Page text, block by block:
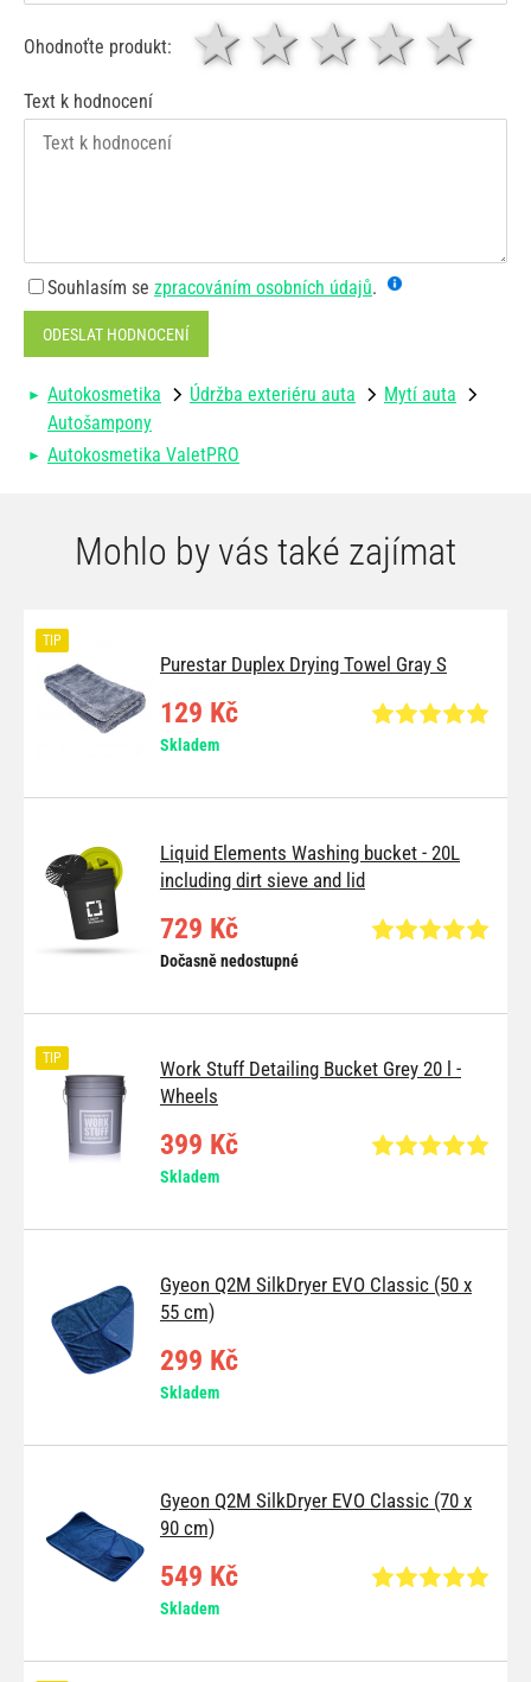
Ohodnoťte produkt: 4
3
2 hvězdy
1 hvězda
Text k hodnocení
Souhlasím se zpracováním osobních údajů.
ODESLAT HODNOCENÍ
Autokosmetika Údržba exteriéru auta
Mytí auta
Autošampony
Autokosmetika ValetPRO
Mohlo by vás také zajímat
Purestar Duplex Drying Towel Gray S
TIP
129 Kč
Skladem
Liquid Elements Washing bucket - 20L
including dirt sieve and lid
729 Kč
Dočasně nedostupné
Work Stuff Detailing Bucket Grey 20 l -
Wheels
TIP
399 Kč
Skladem
Gyeon Q2M SilkDryer EVO Classic (50 x
55 cm)
299 Kč
Skladem
Gyeon Q2M SilkDryer EVO Classic (70 x
90 cm)
549 Kč
Skladem